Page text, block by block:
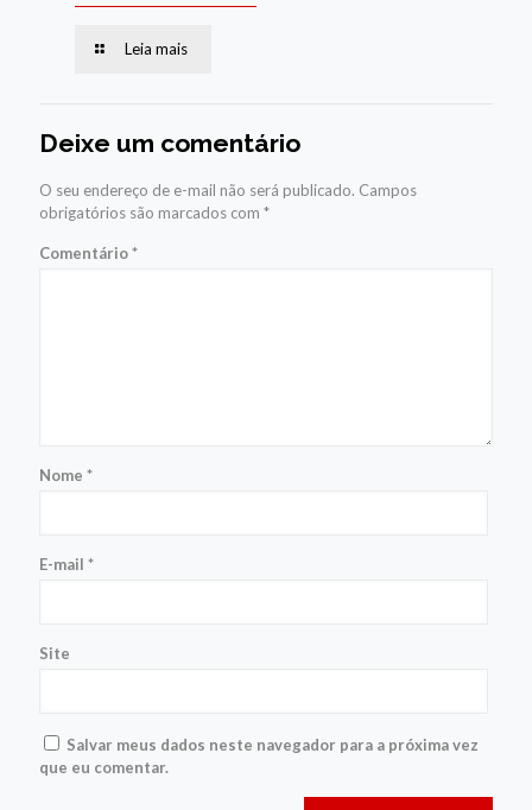
Leia mais
Deixe um comentário
O seu endereço de e-mail não será publicado. Campos
obrigatórios são marcados com *
Comentário*
Nome *
E-mail *
Site
Salvar meus dados neste navegador para a próxima vez
que eu comentar.